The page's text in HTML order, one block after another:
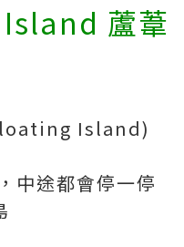
蘆葦
Island)
中途都會停一停